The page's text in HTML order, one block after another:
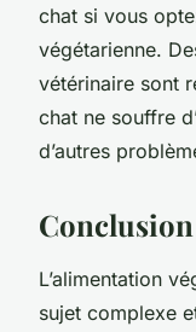
chat si vous
végétarienne.
vétérinaire sont
chat ne souffre
d’autres
Conclusion
L’alimentation
sujet complexe